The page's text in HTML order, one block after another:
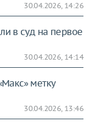
30.04.2026, 14:26
в суд на первое
30.04.2026, 14:14
метку
30.04.2026, 13:46